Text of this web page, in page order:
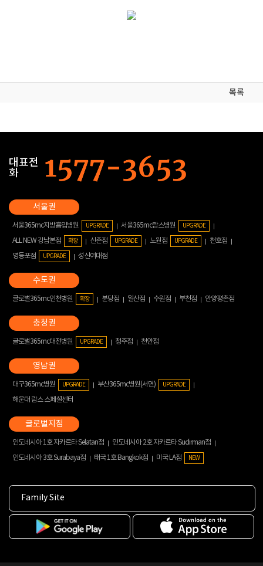
목록
대표전
화
서울365mc지방흡입병원 UPGRADE 서울365mc람스병원 UPGRADE
ALL NEW 강남본점 확장 신촌점 UPGRADE 노원점 UPGRADE
천호점
영등포점
UPGRADE 성신여대점
글로벌365mc인천병원 확장 분당점 일산점 수원점 부천점 안양평촌점
글로벌365mc대전병원 UPGRADE 청주점 천안점
대구365mc병원 UPGRADE 부산365mc병원(서면) UPGRADE
해운대 람스 스페셜센터
인도네시아 1호 자카르타 Selatan점
인도네시아 2호 자카르타 Sudirman점
인도네시아 3호 Surabaya점
태국 1호 Bangkok점 미국 LA점 NEW
Family Site